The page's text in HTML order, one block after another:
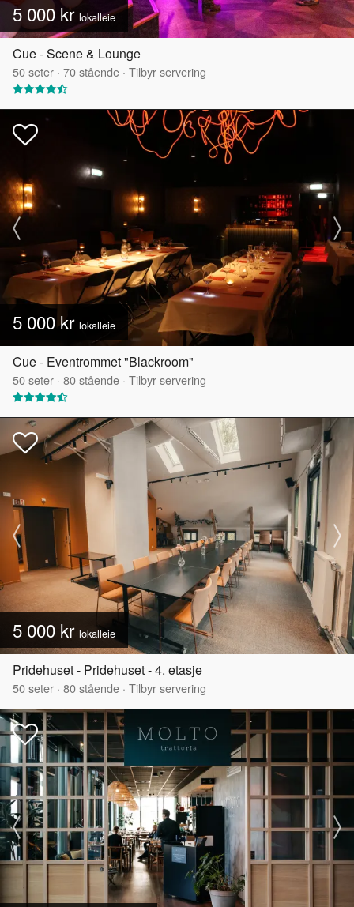
5 000 krlokalleie
Cue - Scene & Lounge
50seter · 70stående · Tilbyr servering
5 000 kr lokalleie
Cue - Eventrommet "Blackroom"
50seter · 80stående · Tilbyr servering
5 000 kr lokalleie
Pridehuset - Pridehuset - 4. etasje
50seter · 80stående · Tilbyr servering